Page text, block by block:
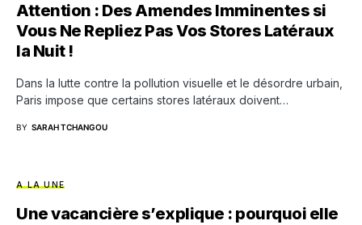
Attention : Des Amendes Imminentes si
Vous Ne Repliez Pas Vos Stores Latéraux
la Nuit !
Dans la lutte contre la pollution visuelle et le désordre urbain,
Paris impose que certains stores latéraux doivent…
BY SARAH TCHANGOU
A LA UNE
Une vacancière s’explique : pourquoi elle